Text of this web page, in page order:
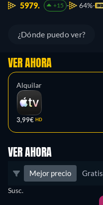
5979. +15 64%
¿Dónde puedo ver?
VER AHORA
Alquilar
3,99€ HD
VER AHORA
Mejor precio Gratis
Susc.